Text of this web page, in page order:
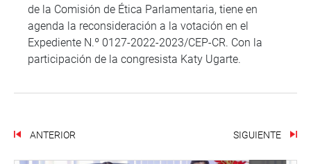
de la Comisión de Ética Parlamentaria, tiene en
agenda la reconsideración a la votación en el
Expediente N.º 0127-2022-2023/CEP-CR. Con la
participación de la congresista Katy Ugarte.
ANTERIOR SIGUIENTE